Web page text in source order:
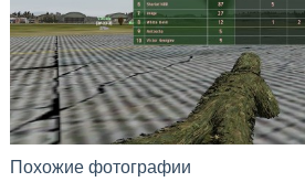
Похожие фотографии